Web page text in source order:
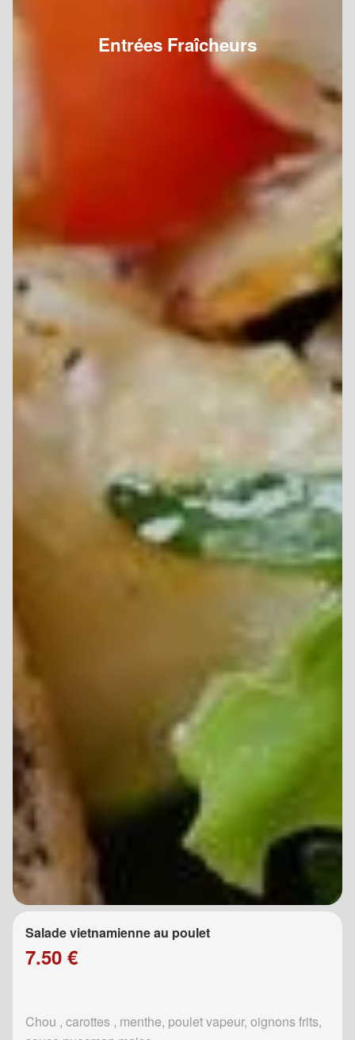
Entrées Fraîcheurs
Salade vietnamienne au poulet
7.50 €
Chou , carottes , menthe, poulet vapeur, oignons frits,